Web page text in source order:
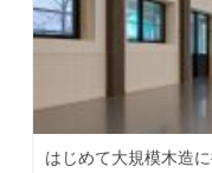
はじめて大規模木造